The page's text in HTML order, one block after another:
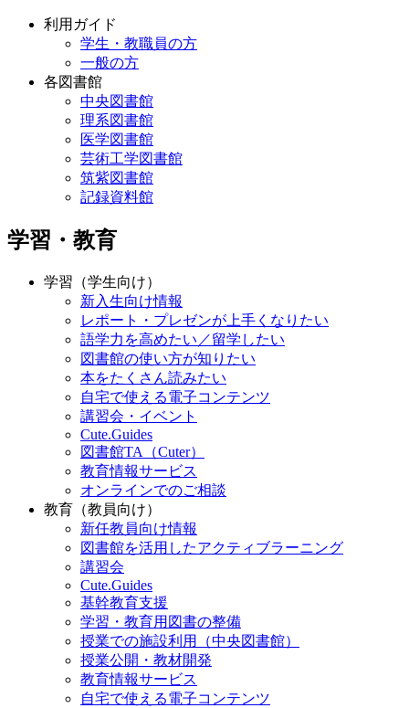
利用ガイド
学生・教職員の方
一般の方
各図書館
中央図書館
理系図書館
医学図書館
芸術工学図書館
筑紫図書館
記録資料館
学習・教育
学習（学生向け）
新入生向け情報
レポート・プレゼンが上手くなりたい
語学力を高めたい／留学したい
図書館の使い方が知りたい
本をたくさん読みたい
自宅で使える電子コンテンツ
講習会・イベント
Cute.Guides
図書館TA（Cuter）
教育情報サービス
オンラインでのご相談
教育（教員向け）
新任教員向け情報
図書館を活用したアクティブラーニング
講習会
Cute.Guides
基幹教育支援
学習・教育用図書の整備
授業での施設利用（中央図書館）
授業公開・教材開発
教育情報サービス
自宅で使える電子コンテンツ